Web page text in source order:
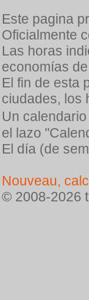
Este pagina
Oficialmente
Las horas
economías
El fin de esta
ciudades, los
Un
el lazo
El día (de
Nouveau,
© 2008-2026